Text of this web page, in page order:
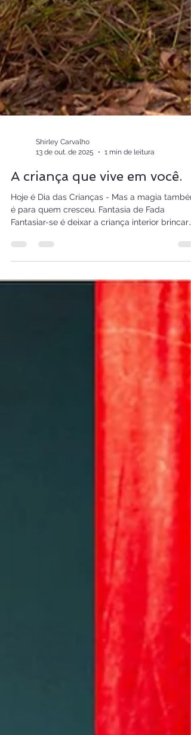
13 de out. de 2025
1 min de leitura
A criança que vive em você.
Hoje é Dia das Crianças - Mas a magia
Fantasiar-se é deixar a criança interior brincar
de...